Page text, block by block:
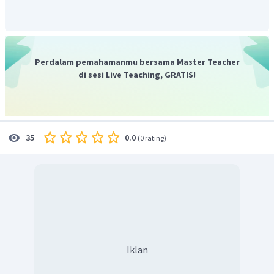
"membuat", "menjadi", dan "terjadi". Sedangkan kata
kerja relasional teks diatas adalah "sehingga".
Perdalam pemahamanmu bersama Master Teacher
di sesi Live Teaching, GRATIS!
35 0.0 (0 rating)
Iklan